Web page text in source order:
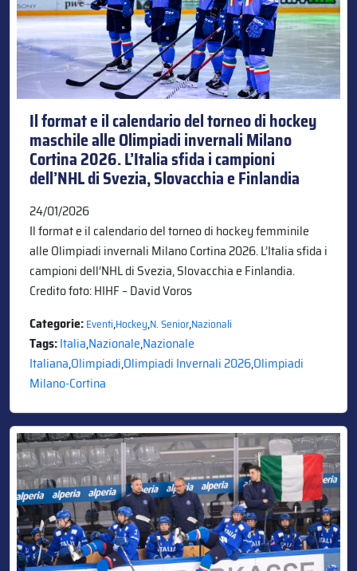
Il format e il calendario del torneo di hockey
maschile alle Olimpiadi invernali Milano
Cortina 2026. L’Italia sfida i campioni
dell’NHL di Svezia, Slovacchia e Finlandia
24/01/2026
Il format e il calendario del torneo di hockey femminile
alle Olimpiadi invernali Milano Cortina 2026. L’Italia sfida i
campioni dell’NHL di Svezia, Slovacchia e Finlandia.
Credito foto: HIHF – David Voros
Categorie:Eventi,Hockey,N. Senior,Nazionali
Tags:Italia,Nazionale,Nazionale
Italiana,Olimpiadi,Olimpiadi Invernali 2026,Olimpiadi
Milano-Cortina